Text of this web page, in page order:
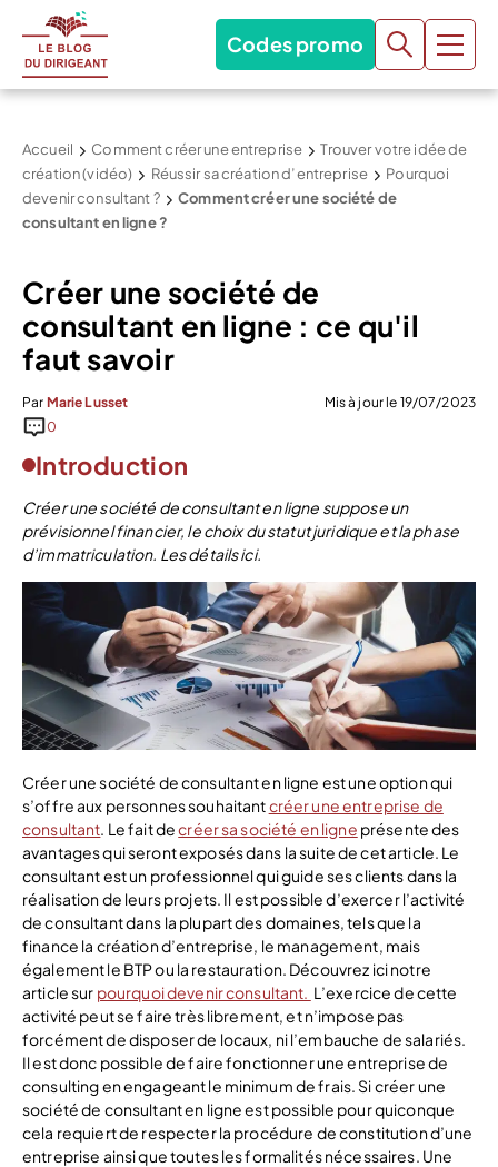
Codes promo
Accueil Comment créer une entreprise
Trouver votre idée de
création (vidéo)
Réussir sa création d’entreprise
Pourquoi
devenir consultant ?
Comment créer une société de
consultant en ligne ?
Créer une société de
consultant en ligne : ce qu'il
faut savoir
Par Marie Lusset
Mis à jour le 19/07/2023
0
Introduction
Créer une société de consultant en ligne suppose un
prévisionnel financier, le choix du statut juridique et la phase
d’immatriculation. Les détails ici.
Créer une société de consultant en ligne est une option qui
s’offre aux personnes souhaitantcréer une entreprise de
consultant. Le fait decréer sa société en ligne présente des
avantages qui seront exposés dans la suite de cet article. Le
consultant est un professionnel qui guide ses clients dans la
réalisation de leurs projets. Il est possible d’exercer l’activité
de consultant dans la plupart des domaines, tels que la
finance la création d’entreprise, le management, mais
également le BTP ou la restauration. Découvrez ici notre
article sur pourquoi devenir consultant. L’exercice de cette
activité peut se faire très librement, et n’impose pas
forcément de disposer de locaux, ni l’embauche de salariés.
Il est donc possible de faire fonctionner une entreprise de
consulting en engageant le minimum de frais. Si créer une
société de consultant en ligne est possible pour quiconque
cela requiert de respecter la procédure de constitution d’une
entreprise ainsi que toutes les formalités nécessaires. Une